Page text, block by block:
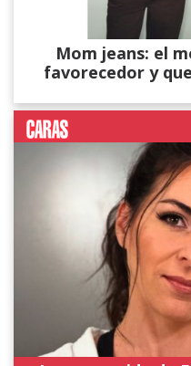
Mom jeans: el
favorecedor y